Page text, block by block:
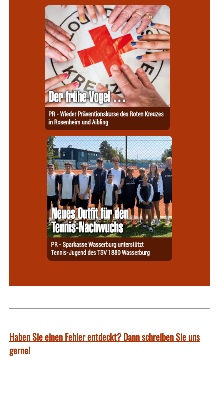
Haben Sie einen Fehler entdeckt? Dann schreiben Sie uns
gerne!